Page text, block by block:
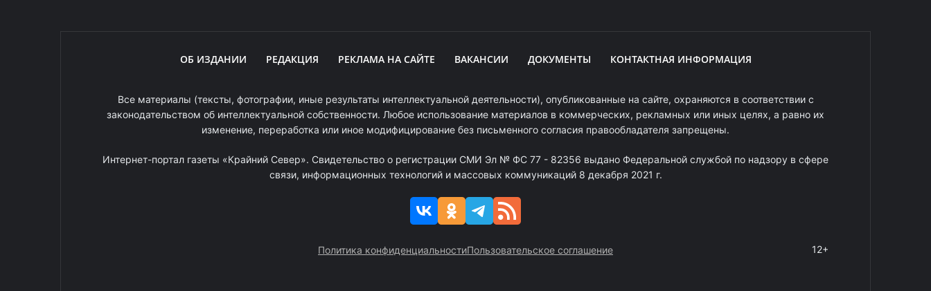
ОБ ИЗДАНИИ РЕДАКЦИЯ РЕКЛАМА НА САЙТЕ ВАКАНСИИ ДОКУМЕНТЫ КОНТАКТНАЯ ИНФОРМАЦИЯ
Все материалы (тексты, фотографии, иные результаты интеллектуальной деятельности), опубликованные на сайте, охраняются в соответствии с
законодательством об интеллектуальной собственности. Любое использование материалов в коммерческих, рекламных или иных целях, а равно их
изменение, переработка или иное модифицирование без письменного согласия правообладателя запрещены.
Интернет-портал газеты «Крайний Север». Свидетельство о регистрации СМИ Эл № ФС 77 - 82356 выдано Федеральной службой по надзору в сфере
связи, информационных технологий и массовых коммуникаций 8 декабря 2021 г.
Политика конфиденциальностиПользовательское соглашение 12+